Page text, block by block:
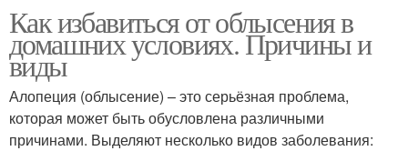
Как избавиться от облысения в
домашних условиях. Причины и
виды
Алопеция (облысение) – это серьёзная проблема,
которая может быть обусловлена различными
причинами. Выделяют несколько видов заболевания: